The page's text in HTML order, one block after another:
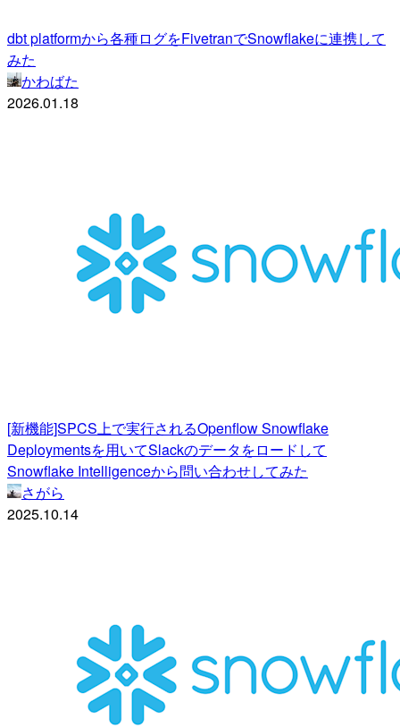
dbt platformから各種ログをFivetranでSnowflakeに連携して
みた
かわばた
2026.01.18
[新機能]SPCS上で実行されるOpenflow Snowflake
Deploymentsを用いてSlackのデータをロードして
Snowflake Intelligenceから問い合わせしてみた
さがら
2025.10.14